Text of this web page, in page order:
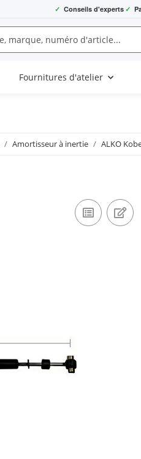
✓ Conseils d'experts ✓
Fournitures d'atelier
Amortisseur à inertie ALKO